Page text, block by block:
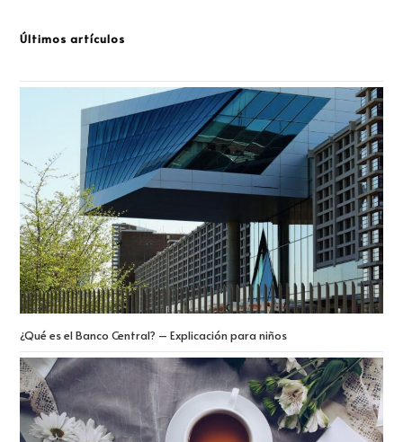
Últimos artículos
¿Qué es el Banco Central? – Explicación para niños